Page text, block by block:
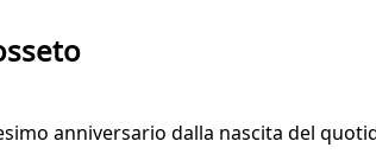
anniversario dalla nascita del